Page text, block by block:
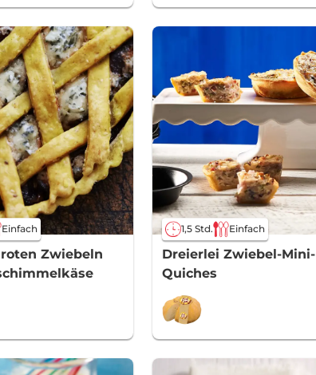
Einfach
Zwiebeln
1,5 Std. Einfach
Dreierlei Zwiebel-Mini-
Quiches